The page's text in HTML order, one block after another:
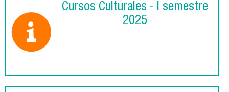
Cursos Culturales - I semestre
2025